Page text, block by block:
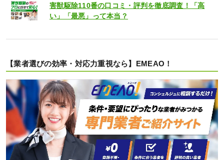
害獣駆除110番の口コミ・評判を徹底調査！「高
い」「最悪」って本当？
【業者選びの効率・対応力重視なら】EMEAO！